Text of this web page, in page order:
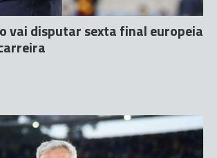
vai disputar sexta final europeia